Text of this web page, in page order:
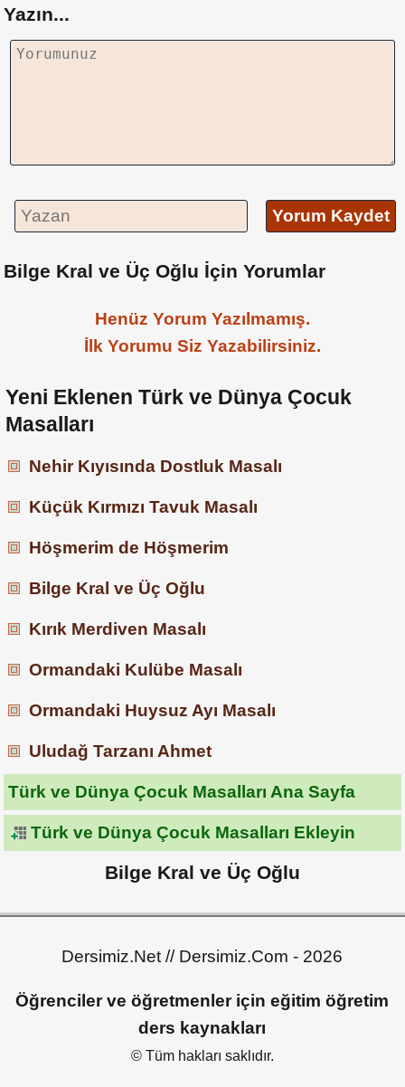
Yazın...
Yorum Kaydet
Bilge Kral ve Üç Oğlu İçin Yorumlar
Henüz Yorum Yazılmamış.
İlk Yorumu Siz Yazabilirsiniz.
Yeni Eklenen Türk ve Dünya Çocuk
Masalları
Nehir Kıyısında Dostluk Masalı
Küçük Kırmızı Tavuk Masalı
Höşmerim de Höşmerim
Bilge Kral ve Üç Oğlu
Kırık Merdiven Masalı
Ormandaki Kulübe Masalı
Ormandaki Huysuz Ayı Masalı
Uludağ Tarzanı Ahmet
Türk ve Dünya Çocuk Masalları Ana Sayfa
Türk ve Dünya Çocuk Masalları Ekleyin
Bilge Kral ve Üç Oğlu
Dersimiz.Net // Dersimiz.Com - 2026
Öğrenciler ve öğretmenler için eğitim öğretim
ders kaynakları
© Tüm hakları saklıdır.